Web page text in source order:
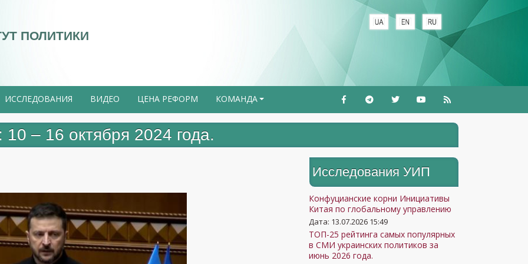
ПОЛИТИКИ
ИССЛЕДОВАНИЯ ВИДЕО ЦЕНА РЕФОРМ +
КОМАНДА
– 16 октября 2024 года.
Исследования УИП
Конфуцианские корни Инициативы
Китая по глобальному управлению
Дата: 13.07.2026 15:49
ТОП-25 рейтинга самых популярных
в СМИ украинских политиков за
июнь 2026 года.